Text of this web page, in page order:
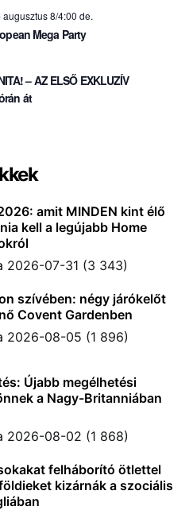
augusztus 8/4:00 de.
Mega Party
– AZ ELSŐ EXKLUZÍV
át
amit MINDEN kint élő
kell a legújabb Home
2026-07-31 (3 343)
szívében: négy járókelőt
Covent Gardenben
2026-08-05 (1 896)
Újabb megélhetési
a Nagy-Britanniában
2026-08-02 (1 868)
felháborító ötlettel
kizárnák a szociális